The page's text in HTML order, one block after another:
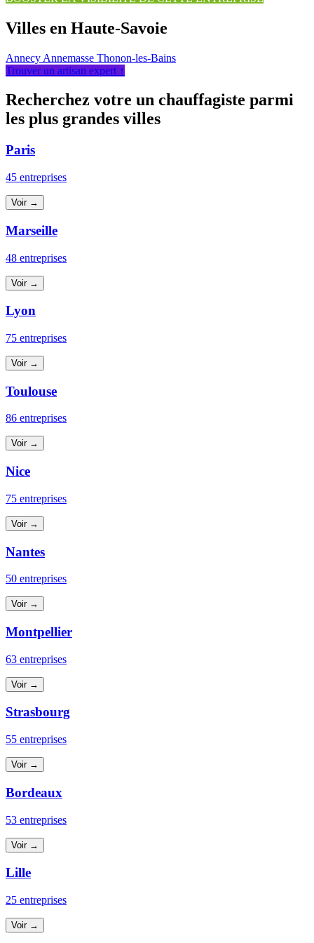
Villes en Haute-Savoie
Annecy Annemasse Thonon-les-Bains
Trouver un artisan expert ↑
Recherchez votre un chauffagiste parmi
les plus grandes villes
Paris
45 entreprises
Voir →
Marseille
48 entreprises
Voir →
Lyon
75 entreprises
Voir →
Toulouse
86 entreprises
Voir →
Nice
75 entreprises
Voir →
Nantes
50 entreprises
Voir →
Montpellier
63 entreprises
Voir →
Strasbourg
55 entreprises
Voir →
Bordeaux
53 entreprises
Voir →
Lille
25 entreprises
Voir →